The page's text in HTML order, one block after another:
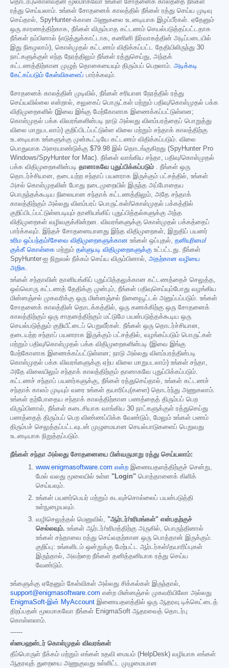
தொடர்புகொள்வதன் மூலமாகவோ உங்கள் சோதனைக் காலத்தை நீங்கள்
ரத்து செய்யலாம். உங்கள் சோதனைக் காலத்தில் நீங்கள் ரத்து செய்ய முடிவு
செய்தால், SpyHunter-க்கான அணுகலை உடனடியாக இழப்பீர்கள். ஏதேனும்
ஒரு காரணத்திற்காக, நீங்கள் விரும்பாத கட்டணம் செயல்படுத்தப்பட்டதாக
நீங்கள் நம்பினால் (எடுத்துக்காட்டாக, கணினி நிர்வாகத்தின் அடிப்படையில்
இது நிகழலாம்), கொள்முதல் கட்டணம் விதிக்கப்பட்ட தேதியிலிருந்து 30
நாட்களுக்குள் எந்த நேரத்திலும் நீங்கள் ரத்துசெய்து, அந்தக்
கட்டணத்திற்கான முழுத் தொகையையும் திரும்பப் பெறலாம். அடிக்கடி
கேட்கப்படும் கேள்விகளைப் பார்க்கவும்.
சோதனைக் காலத்தின் முடிவில், நீங்கள் சரியான நேரத்தில் ரத்து
செய்யவில்லை என்றால், சலுகைப் பொருட்கள் மற்றும் பதிவு/கொள்முதல் பக்க
விதிமுறைகளில் (இவை இங்கு மேற்கோளாக இணைக்கப்பட்டுள்ளன;
கொள்முதல் பக்க விவரங்களின்படி நாடு அல்லது விளம்பரத்தைப் பொறுத்து
விலை மாறுபடலாம்) குறிப்பிடப்பட்டுள்ள விலை மற்றும் சந்தாக் காலத்திற்கு
உடனடியாக உங்களுக்கு முன்கூட்டியே கட்டணம் விதிக்கப்படும். விலை
பொதுவாக அரையாண்டுக்கு $79.98 இல் தொடங்குகிறது (SpyHunter Pro
Windows/SpyHunter for Mac). நீங்கள் வாங்கிய சந்தா, பதிவு/கொள்முதல்
பக்க விதிமுறைகளின்படி தானாகவே புதுப்பிக்கப்படும் . நீங்கள் ஒரு
தொடர்ச்சியான, தடையற்ற சந்தாப் பயனராக இருக்கும் பட்சத்தில், உங்கள்
அசல் கொள்முதலின் போது நடைமுறையில் இருந்த அப்போதைய
பொருந்தக்கூடிய நிலையான சந்தாக் கட்டணத்திலும், அதே சந்தாக்
காலத்திற்கும் அல்லது விளம்பரப் பொருட்கள்/கொள்முதல் பக்கத்தில்
குறிப்பிடப்பட்டுள்ளபடியும் தானியங்கிப் புதுப்பித்தல்களுக்கு அந்த
விதிமுறைகள் வழிவகுக்கின்றன. விவரங்களுக்கு கொள்முதல் பக்கத்தைப்
பார்க்கவும். இந்தச் சோதனையானது இந்த விதிமுறைகள், இறுதிப் பயனர்
உரிம ஒப்பந்தம்/சேவை விதிமுறைகளுக்கான உங்கள் ஒப்புதல், தனியுரிமை/
குக்கீ கொள்கை மற்றும் தள்ளுபடி விதிமுறைகளுக்கு உட்பட்டது. நீங்கள்
SpyHunter-ஐ நிறுவல் நீக்கம் செய்ய விரும்பினால், அதற்கான வழியை
அறிக.
உங்கள் சந்தாவின் தானியங்கிப் புதுப்பித்தலுக்கான கட்டணத்தைச் செலுத்த,
ஒவ்வொரு கட்டணத் தேதிக்கு முன்பும், நீங்கள் பதிவுசெய்யும்போது வழங்கிய
மின்னஞ்சல் முகவரிக்கு ஒரு மின்னஞ்சல் நினைவூட்டல் அனுப்பப்படும். உங்கள்
சோதனைக் காலத்தின் தொடக்கத்தில், ஒரு கணக்கிற்கு ஒரு சோதனைக்
காலத்திற்கும் ஒரு சாதனத்திற்கும் மட்டுமே பயன்படுத்தக்கூடிய ஒரு
செயல்படுத்தும் குறியீட்டைப் பெறுவீர்கள். நீங்கள் ஒரு தொடர்ச்சியான,
தடையற்ற சந்தாப் பயனராக இருக்கும் பட்சத்தில், வழங்கப்படும் பொருட்கள்
மற்றும் பதிவு/கொள்முதல் பக்க விதிமுறைகளின்படி (இவை இங்கு
மேற்கோளாக இணைக்கப்பட்டுள்ளன; நாடு அல்லது விளம்பரத்தின்படி
கொள்முதல் பக்க விவரங்களுக்கு ஏற்ப விலை மாறுபடலாம்) உங்கள் சந்தா,
அதே விலையிலும் சந்தாக் காலத்திற்கும் தானாகவே புதுப்பிக்கப்படும்.
கட்டணச் சந்தாப் பயனர்களுக்கு, நீங்கள் ரத்துசெய்தால், உங்கள் கட்டணச்
சந்தாக் காலம் முடியும் வரை உங்கள் தயாரிப்பு(களை) தொடர்ந்து அணுகலாம்.
உங்கள் தற்போதைய சந்தாக் காலத்திற்கான பணத்தைத் திரும்பப் பெற
விரும்பினால், நீங்கள் கடைசியாக வாங்கிய 30 நாட்களுக்குள் ரத்துசெய்து
பணத்தைத் திரும்பப் பெற விண்ணப்பிக்க வேண்டும், மேலும் உங்கள் பணம்
திரும்பச் செலுத்தப்பட்டவுடன் முழுமையான செயல்பாடுகளைப் பெறுவது
உடனடியாக நிறுத்தப்படும்.
நீங்கள் சந்தா அல்லது சோதனையை பின்வருமாறு ரத்து செய்யலாம்:
www.enigmasoftware.com என்ற இணையதளத்திற்குச் சென்று,
மேல் வலது மூலையில் உள்ள "Login" பொத்தானைக் கிளிக்
செய்யவும்.
உங்கள் பயனர்பெயர் மற்றும் கடவுச்சொல்லைப் பயன்படுத்தி
உள்நுழையவும்.
வழிசெலுத்தல் மெனுவில், "ஆர்டர்/உரிமங்கள்" என்பதற்குச்
செல்லவும். உங்கள் ஆர்டர்/உரிமத்திற்கு அருகில், பொருந்தினால்
உங்கள் சந்தாவை ரத்து செய்வதற்கான ஒரு பொத்தான் இருக்கும்.
குறிப்பு: உங்களிடம் ஒன்றுக்கு மேற்பட்ட ஆர்டர்கள்/தயாரிப்புகள்
இருந்தால், அவற்றை நீங்கள் தனித்தனியாக ரத்து செய்ய
வேண்டும்.
உங்களுக்கு ஏதேனும் கேள்விகள் அல்லது சிக்கல்கள் இருந்தால்,
support@enigmasoftware.com என்ற மின்னஞ்சல் முகவரியிலோ அல்லது
EnigmaSoft-இன் MyAccount இணையதளத்தில் ஒரு ஆதரவு டிக்கெட்டைத்
திறப்பதன் மூலமாகவோ நீங்கள் EnigmaSoft ஆதரவைத் தொடர்பு
கொள்ளலாம்.
------
ஸ்பைஹன்டர் கொள்முதல் விவரங்கள்
தீம்பொருள் நீக்கம் மற்றும் எங்கள் உதவி மையம் (HelpDesk) வழியாக எங்கள்
ஆதரவுத் துறையை அணுகுவது உள்ளிட்ட முழுமையான